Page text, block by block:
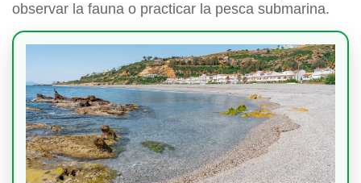
observar la fauna o practicar la pesca submarina.